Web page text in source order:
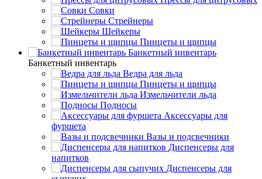
Совки
Стрейнеры
Шейкеры
Пинцеты и щипцы
Банкетный инвентарь
Банкетный инвентарь
Ведра для льда
Пинцеты и щипцы
Измельчители льда
Подносы
Аксессуары для
фуршета
Вазы и подсвечники
Диспенсеры для
напитков
Диспенсеры для